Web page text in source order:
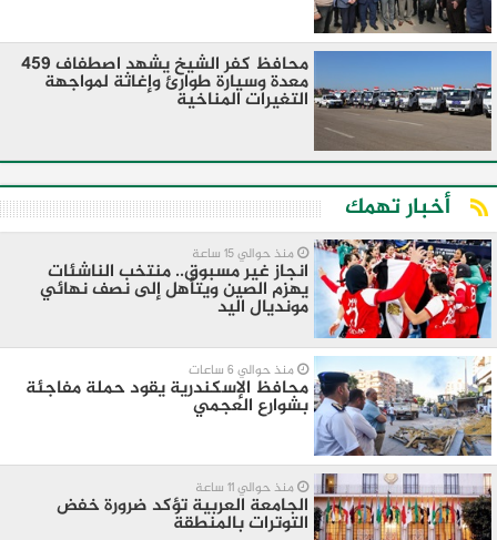
محافظ كفر الشيخ يشهد اصطفاف 459
معدة وسيارة طوارئ وإغاثة لمواجهة
التغيرات المناخية
أخبار تهمك
منذ حوالي 15 ساعة
انجاز غير مسبوق.. منتخب الناشئات
يهزم الصين ويتأهل إلى نصف نهائي
مونديال اليد
منذ حوالي 6 ساعات
محافظ الإسكندرية يقود حملة مفاجئة
بشوارع العجمي
منذ حوالي 11 ساعة
الجامعة العربية تؤكد ضرورة خفض
التوترات بالمنطقة ‏